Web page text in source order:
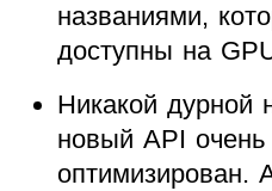
названиями,
доступны на
Никакой дурной
новый API очень
оптимизирован.